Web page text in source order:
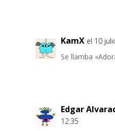
KamX el 10
Se llamba
Edgar
12:35